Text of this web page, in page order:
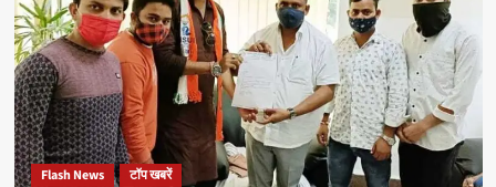
स्थित
इंद्रप्रस्थ
पेट्रोलियम
पर
“छोटू”
सिलेंडर
हुआ
लॉन्च
Flash News टॉप खबरें